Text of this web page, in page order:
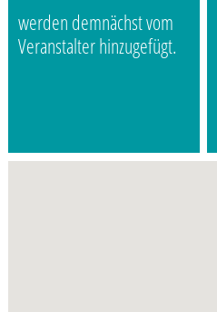
werden demnächst vom
Veranstalter hinzugefügt.